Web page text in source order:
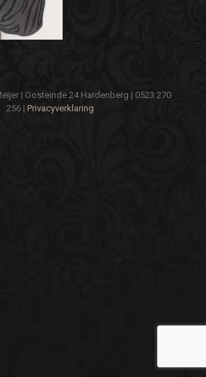
| Oosteinde 24 Hardenberg | 0523 270
256 | Privacyverklaring